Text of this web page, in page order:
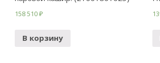
158 510₽
В корзину